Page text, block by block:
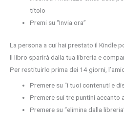
titolo
Premi su “Invia ora”
La persona a cui hai prestato il Kindle
Il libro sparirà dalla tua libreria e
Per restituirlo prima dei 14 giorni,
Premere su “i tuoi contenuti e
Premere sui tre puntini accanto
Premere su “elimina dalla